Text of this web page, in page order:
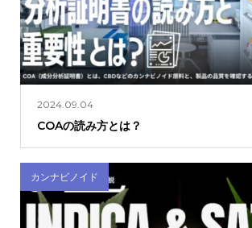
2024.09.04
COAの読み方とは？
カンナビノイド